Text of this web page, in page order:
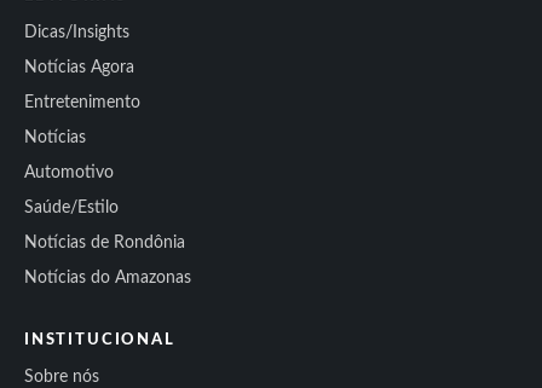
Dicas/Insights
Notícias Agora
Entretenimento
Notícias
Automotivo
Saúde/Estilo
Notícias de Rondônia
Notícias do Amazonas
INSTITUCIONAL
Sobre nós